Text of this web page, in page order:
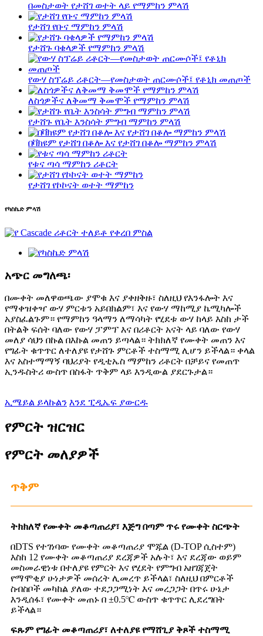
በመስታወት የታሸገ ወተት ላይ የማምከን ምላሽ
የታሸገ የቡና ማምከን ምላሽ
የታሸጉ ባቄላዎች የማምከን ምላሽ
የውሃ ስፕሬይ ሪቶርት—የመስታወት ጠርሙሶች፤ የቶኒክ መጠጦች
ለስጎዎችና ለቅመማ ቅመሞች የማምከን ምላሽ
የታሸጉ የቤት እንስሳት ምግብ ማምከን ምላሽ
በቫክዩም የታሸገ በቆሎ እና የታሸገ በቆሎ ማምከን ምላሽ
የቱና ጣሳ ማምከን ሪቶርት
የታሸገ የኮኮናት ወተት ማምከን
የካስኬድ ምላሽ
አጭር መግለጫ፡
በሙቀት መለዋወጫው ያሞቁ እና ያቀዘቅዙ፣ ስለዚህ የእንፋሎት እና
የማቀዝቀዣ ውሃ ምርቱን አይበክልም፣ እና የውሃ ማከሚያ ኬሚካሎች
አያስፈልጉም። የማምከን ዓላማን ለማሳካት የሂደቱ ውሃ ከላይ እስከ ታች
በትልቅ ፍሰት ባለው የውሃ ፓምፕ እና በሪቶርት አናት ላይ ባለው የውሃ
መለያ ሳህን በኩል በእኩል መጠን ይጣላል። ትክክለኛ የሙቀት መጠን እና
የግፊት ቁጥጥር ለተለያዩ የታሸጉ ምርቶች ተስማሚ ሊሆን ይችላል። ቀላል
እና አስተማማኝ ባህሪያት የዲቲኤስ ማምከን ሪቶርት በቻይና የመጠጥ
ኢንዱስትሪ ውስጥ በስፋት ጥቅም ላይ እንዲውል ያደርጉታል።
ኢሜይል ይላኩልን እንደ ፒዲኤፍ ያውርዱ
የምርት ዝርዝር
የምርት መለያዎች
ጥቅም
ትክክለኛ የሙቀት መቆጣጠሪያ፣ እጅግ በጣም ጥሩ የሙቀት ስርጭት
በDTS የተገነባው የሙቀት መቆጣጠሪያ ሞጁል (D-TOP ሲስተም)
እስከ 12 የሙቀት መቆጣጠሪያ ደረጃዎች አሉት፣ እና ደረጃው ወይም
መስመራዊነቱ በተለያዩ የምርት እና የሂደት የምግብ አዘገጃጀት
የማሞቂያ ሁነታዎች መሰረት ሊመረጥ ይችላል፣ ስለዚህ በምርቶች
ስብስቦች መካከል ያለው ተደጋጋሚነት እና መረጋጋት በጥሩ ሁኔታ
እንዲሰፋ፣ የሙቀት መጠኑ በ ±0.5℃ ውስጥ ቁጥጥር ሊደረግበት
ይችላል።
ፍጹም የግፊት መቆጣጠሪያ፣ ለተለያዩ የማሸጊያ ቅጾች ተስማሚ